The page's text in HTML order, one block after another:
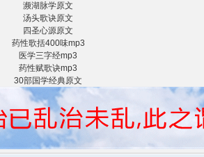
濒湖脉学原文
汤头歌诀原文
四圣心源原文
药性歌括400味mp3
医学三字经mp3
药性赋歌诀mp3
30部国学经典原文